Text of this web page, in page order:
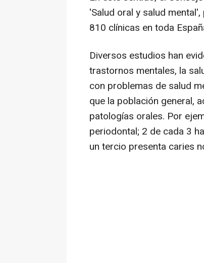
'Salud oral y salud
810 clínicas en toda
Diversos estudios han
trastornos mentales, la
con problemas de salud
que la población general,
patologías orales. Por
periodontal; 2 de cada 3
un tercio presenta caries